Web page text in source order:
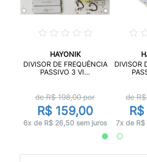
HAYONIK
DIVISOR DE FREQUÊNCIA
PASSIVO 3 VI...
de R$198,00por
R$ 159,00
6x de R$ 26,50 sem juros
DIVISOR
de
7x de R$